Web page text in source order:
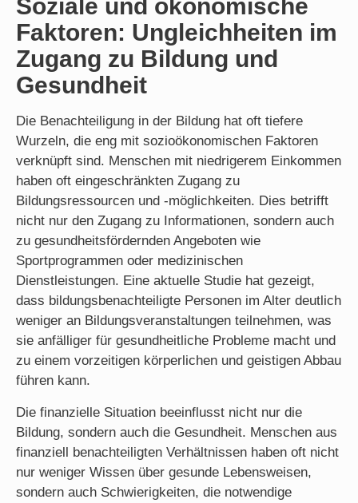
Soziale und ökonomische
Faktoren: Ungleichheiten im
Zugang zu Bildung und
Gesundheit
Die Benachteiligung in der Bildung hat oft tiefere
Wurzeln, die eng mit sozioökonomischen Faktoren
verknüpft sind. Menschen mit niedrigerem Einkommen
haben oft eingeschränkten Zugang zu
Bildungsressourcen und -möglichkeiten. Dies betrifft
nicht nur den Zugang zu Informationen, sondern auch
zu gesundheitsfördernden Angeboten wie
Sportprogrammen oder medizinischen
Dienstleistungen. Eine aktuelle Studie hat gezeigt,
dass bildungsbenachteiligte Personen im Alter deutlich
weniger an Bildungsveranstaltungen teilnehmen, was
sie anfälliger für gesundheitliche Probleme macht und
zu einem vorzeitigen körperlichen und geistigen Abbau
führen kann.
Die finanzielle Situation beeinflusst nicht nur die
Bildung, sondern auch die Gesundheit. Menschen aus
finanziell benachteiligten Verhältnissen haben oft nicht
nur weniger Wissen über gesunde Lebensweisen,
sondern auch Schwierigkeiten, die notwendige